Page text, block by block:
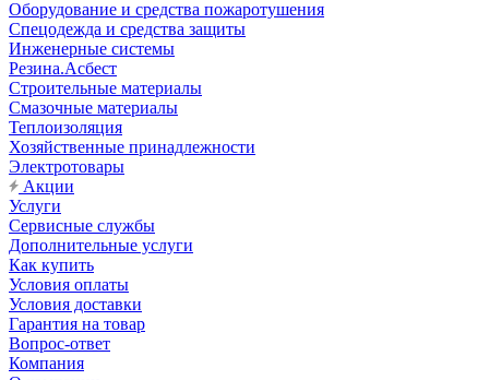
Оборудование и средства пожаротушения
Спецодежда и средства защиты
Инженерные системы
Резина.Асбест
Строительные материалы
Смазочные материалы
Теплоизоляция
Хозяйственные принадлежности
Электротовары
Акции
Услуги
Сервисные службы
Дополнительные услуги
Как купить
Условия оплаты
Условия доставки
Гарантия на товар
Вопрос-ответ
Компания